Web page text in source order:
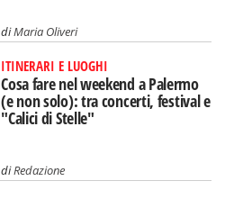
diMaria Oliveri
ITINERARI E LUOGHI
Cosa fare nel weekend a Palermo
(e non solo): tra concerti, festival e
"Calici di Stelle"
diRedazione